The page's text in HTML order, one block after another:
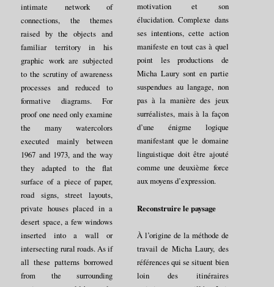
intimate network of
connections, the themes
raised by the objects and
familiar territory in his
graphic work are subjected
to the scrutiny of awareness
processes and reduced to
formative diagrams. For
proof one need only examine
the many watercolors
executed mainly between
1967 and 1973, and the way
they adapted to the flat
surface of a piece of paper,
road signs, street layouts,
private houses placed in a
desert space, a few windows
inserted into a wall or
intersecting rural roads. As if
all these patterns borrowed
from the surrounding
motivation et son
élucidation. Complexe dans
ses intentions, cette action
manifeste en tout cas à quel
point les productions de
Micha Laury sont en partie
suspendues au langage, non
pas à la manière des jeux
surréalistes, mais à la façon
d’une énigme logique
manifestant que le domaine
linguistique doit être ajouté
comme une deuxième force
aux moyens d’expression.
Reconstruire le paysage
À l’origine de la méthode de
travail de Micha Laury, des
références qui se situent bien
loin des itinéraires